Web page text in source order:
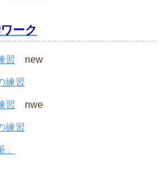
ーク
習 new
練習
習 nwe
練習